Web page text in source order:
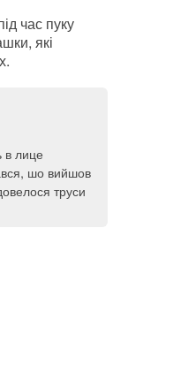
час пуку
які
в лице
шо вийшов
труси